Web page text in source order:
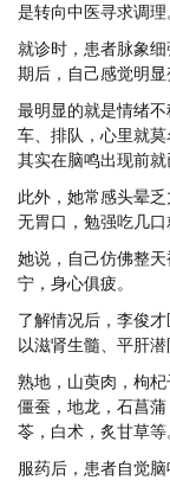
是转向中医寻求调理
就诊时，患者脉象
期后，自己感觉明显
最明显的就是情绪
车、排队，心里就
其实在脑鸣出现前就
此外，她常感头晕
无胃口，勉强吃几口
她说，自己仿佛整
宁，身心俱疲。
了解情况后，李俊
以滋肾生髓、平肝
熟地，山萸肉，枸
僵蚕，地龙，石菖
苓，白术，炙甘草等
服药后，患者自觉